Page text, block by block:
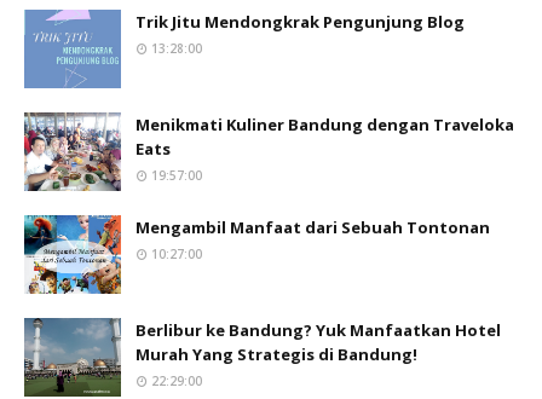
Trik Jitu Mendongkrak Pengunjung Blog
13:28:00
Menikmati Kuliner Bandung dengan Traveloka
Eats
19:57:00
Mengambil Manfaat dari Sebuah Tontonan
10:27:00
Berlibur ke Bandung? Yuk Manfaatkan Hotel
Murah Yang Strategis di Bandung!
22:29:00